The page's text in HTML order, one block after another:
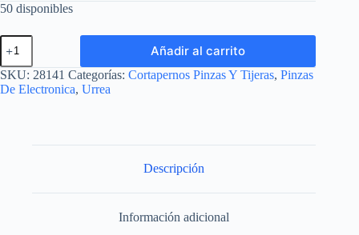
50 disponibles
Pinza
para
electronica
con
mango
diagonal
Añadir al carrito
SKU: 28141 Categorías: Cortapernos Pinzas Y Tijeras, Pinzas
De Electronica, Urrea
Descripción
Información adicional